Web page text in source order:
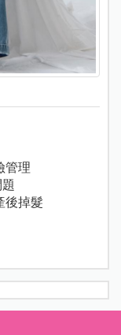
管理
後掉髮